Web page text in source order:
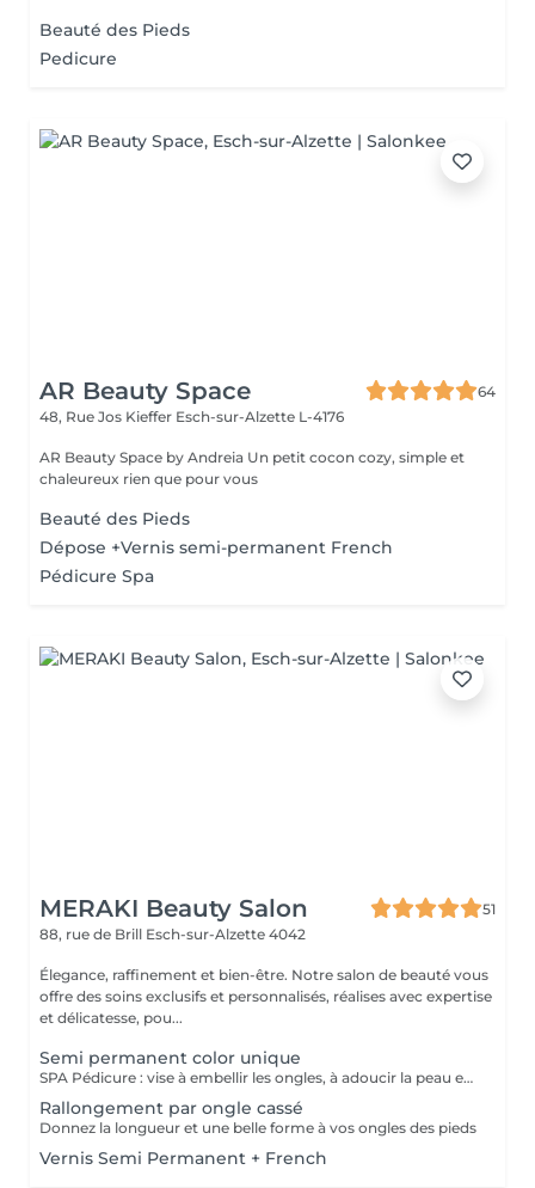
Beauté des Pieds
Pedicure
AR Beauty Space
64
48, Rue Jos Kieffer Esch-sur-Alzette L-4176
AR Beauty Space by Andreia Un petit cocon cozy, simple et
chaleureux rien que pour vous
Beauté des Pieds
Dépose +Vernis semi-permanent French
Pédicure Spa
MERAKI Beauty Salon
51
88, rue de Brill Esch-sur-Alzette 4042
Élegance, raffinement et bien-être. Notre salon de beauté vous
offre des soins exclusifs et personnalisés, réalises avec expertise
et délicatesse, pou...
Semi permanent color unique
SPA Pédicure : vise à embellir les ongles, à adoucir la peau et à procurer une expérience relaxante. Elle comprend des soins tels que la coupe et la mise en forme des ongles, le polissage et des traitements pour adoucir la peau et les gommages.
Rallongement par ongle cassé
Donnez la longueur et une belle forme à vos ongles des pieds
Vernis Semi Permanent + French